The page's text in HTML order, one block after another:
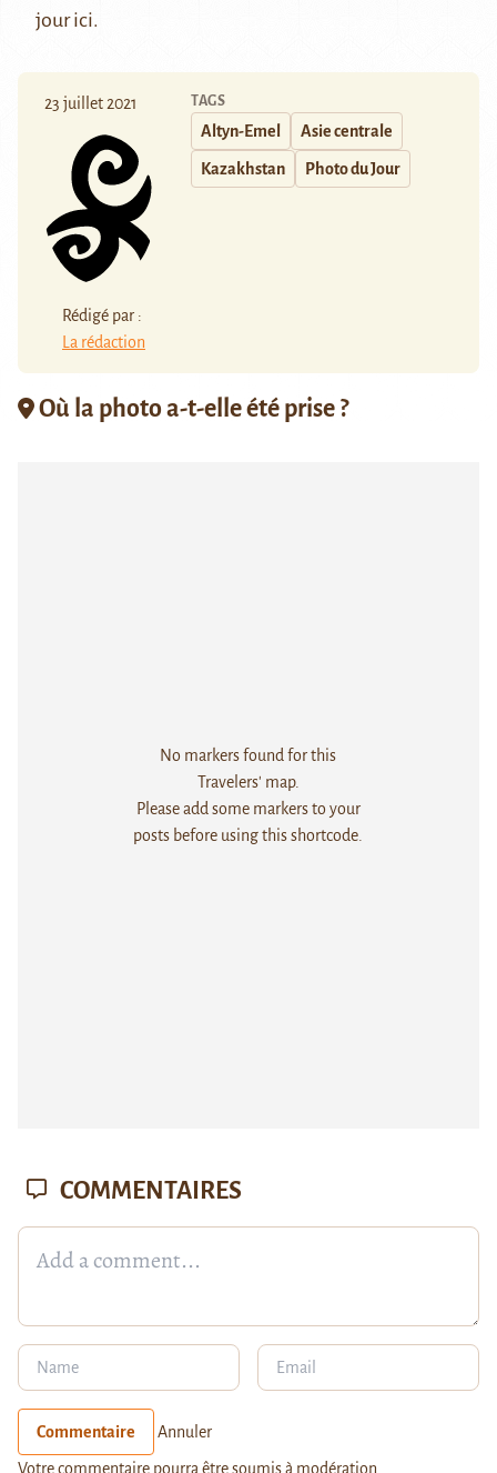
jourici.
23 juillet 2021
Rédigé par :
La rédaction
TAGS
Altyn-Emel Asie centrale
Kazakhstan Photo du Jour
Où la photo a-t-elle été prise ?
No markers found for this
Travelers' map.
Please add some markers to your
posts before using this shortcode.
COMMENTAIRES
Commentaire Annuler
Votre commentaire pourra être soumis à modération.